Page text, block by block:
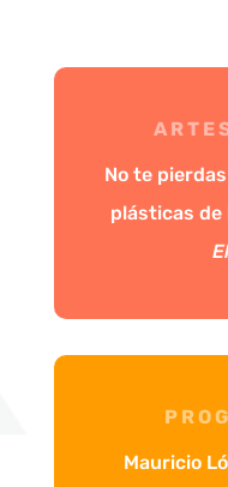
No te
plásticas
Mauricio